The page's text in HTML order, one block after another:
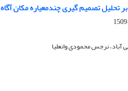
تحلیل تصمیم‏ گیری چندمعیاره مکان ‏آگاه
نرجس محمودی وانعلیا